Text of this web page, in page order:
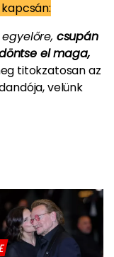
csupán
el maga,
titokzatosan az
velünk